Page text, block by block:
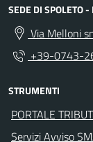
SEDE DI SPOLETO
Via Melloni
+39-0743-
STRUMENTI
PORTALE
Servizi Avviso